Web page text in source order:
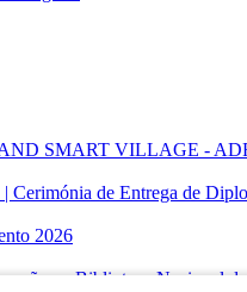
SMART VILLAGE -
de Entrega de
2026
na Biblioteca Nacional